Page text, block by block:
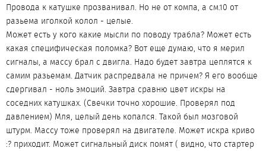
Провода к катушке прозванивал. Но не от компа, а см.10 от
разьема иголкой колол - целые.
Может есть у кого какие мысли по поводу трабла? Может есть
какая специфическая поломка? Вот еще думаю, что я мерил
сигналы, а массу брал с двигла. Надо будет завтра цеплятся к
самим разьемам. Датчик распредвала не причем? Я его вообще
сдергивал - ноль эмоций. Завтра сравню цвет искры на
соседних катушках. (Свечки точно хорошие. Проверял под
давлением) Мля, целый день копался. Такой был мозговой
штурм. Массу тоже проверял на двигателе. Может искра криво
:? приходит. Может сигнальный диск помят ( видно, что стартер